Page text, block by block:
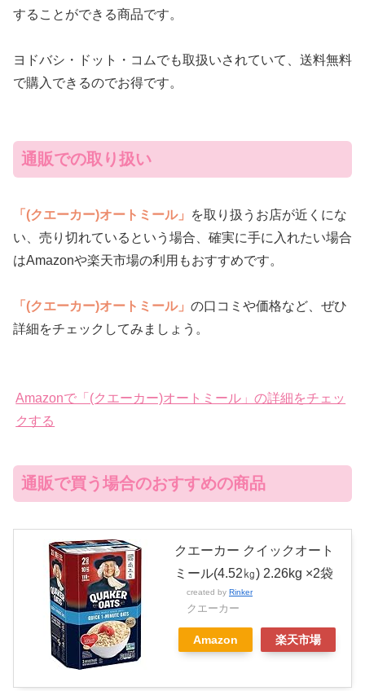
することができる商品です。
ヨドバシ・ドット・コムでも取扱いされていて、送料無料
で購入できるのでお得です。
通販での取り扱い
「(クエーカー)オートミール」
を取り扱うお店が近くにな
い、売り切れているという場合、確実に手に入れたい場合
はAmazonや楽天市場の利用もおすすめです。
「(クエーカー)オートミール」 の口コミや価格など、ぜひ
詳細をチェックしてみましょう。
Amazonで「(クエーカー)オートミール」の詳細をチェッ
クする
通販で買う場合のおすすめの商品
クエーカー クイックオート
ミール(4.52㎏) 2.26kg ×2袋
created by Rinker
クエーカー
Amazon 楽天市場